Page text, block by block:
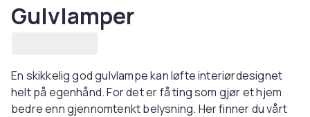
Gulvlamper
En skikkelig god gulvlampe kan løfte interiørdesignet
helt på egenhånd. For det er få ting som gjør et hjem
bedre enn gjennomtenkt belysning. Her finner du vårt